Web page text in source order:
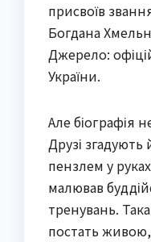
присвоїв
Богдана
Джерело:
України.
Але біографія
Друзі
пензлем у
малював
тренувань.
постать живою,